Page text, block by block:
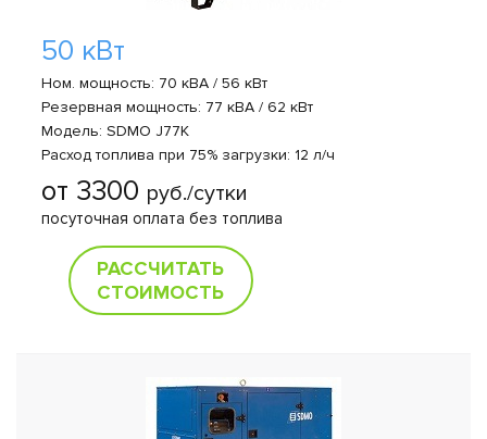
50 кВт
Ном. мощность: 70 кВА / 56 кВт
Резервная мощность: 77 кВА / 62 кВт
Модель: SDMO J77K
Расход топлива при 75% загрузки: 12 л/ч
от 3300 руб./сутки
посуточная оплата без топлива
РАССЧИТАТЬ
СТОИМОСТЬ